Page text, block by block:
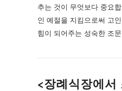
추는 것이 무엇보다 중요
인 예절을 지킴으로써 고
힘이 되어주는 성숙한 조
<장례식장에서